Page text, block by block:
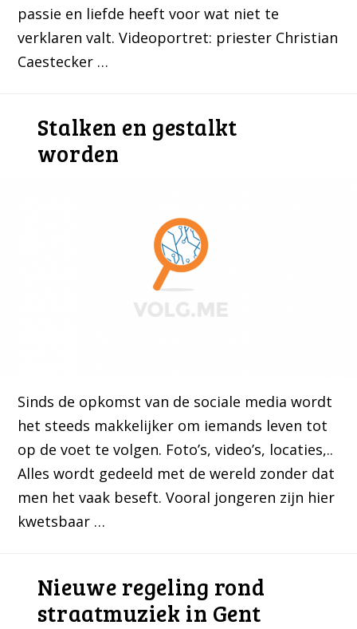
passie en liefde heeft voor wat niet te
verklaren valt. Videoportret: priester Christian
Caestecker …
Stalken en gestalkt
worden
Sinds de opkomst van de sociale media wordt
het steeds makkelijker om iemands leven tot
op de voet te volgen. Foto’s, video’s, locaties,..
Alles wordt gedeeld met de wereld zonder dat
men het vaak beseft. Vooral jongeren zijn hier
kwetsbaar …
Nieuwe regeling rond
straatmuziek in Gent